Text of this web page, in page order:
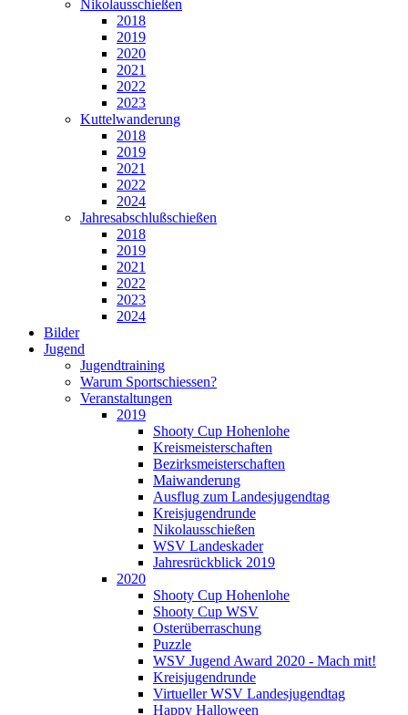
Nikolausschießen
2018
2019
2020
2021
2022
2023
Kuttelwanderung
2018
2019
2021
2022
2024
Jahresabschlußschießen
2018
2019
2021
2022
2023
2024
Bilder
Jugend
Jugendtraining
Warum Sportschiessen?
Veranstaltungen
2019
Shooty Cup Hohenlohe
Kreismeisterschaften
Bezirksmeisterschaften
Maiwanderung
Ausflug zum Landesjugendtag
Kreisjugendrunde
Nikolausschießen
WSV Landeskader
Jahresrückblick 2019
2020
Shooty Cup Hohenlohe
Shooty Cup WSV
Osterüberraschung
Puzzle
WSV Jugend Award 2020 - Mach mit!
Kreisjugendrunde
Virtueller WSV Landesjugendtag
Happy Halloween